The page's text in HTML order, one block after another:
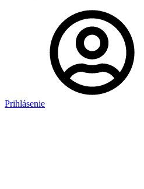
Prihlásenie